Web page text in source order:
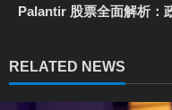
u
e
a
d
Palantir 股票全面解析：
RELATED NEWS